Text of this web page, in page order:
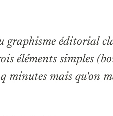
éditorial
éléments simples
minutes mais qu'on